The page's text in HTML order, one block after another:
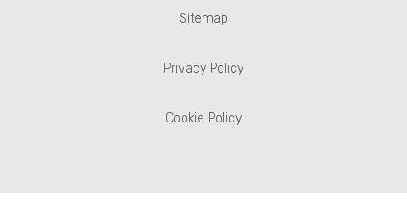
Sitemap
Privacy Policy
Cookie Policy